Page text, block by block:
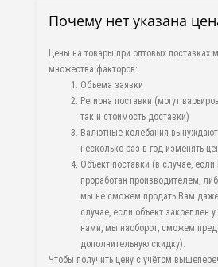
Почему нет указана
Цены на товары при оптовых поставках
множества факторов:
Объема заявки
Региона поставки (могут
так и стоимость доставки)
Валютные колебания
несколько раз в год изменять
Объект поставки (в случае,
проработан производителем,
мы не сможем продать Вам даже
случае, если объект закреплен
нами, мы наоборот, сможем
дополнительную скидку).
Чтобы получить цену с учётом